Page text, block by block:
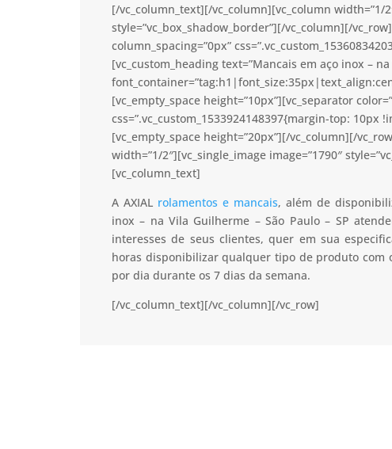
[/vc_column_text][/vc_column][vc_column width=”1/
style=”vc_box_shadow_border”][/vc_column][/
column_spacing=”0px”
[vc_custom_heading text=”Mancais em aço inox –
[vc_empty_space height=”10px”][vc_separator
css=”.vc_custom_1533924148397{margin-top:
[vc_empty_space height=”20px”][/vc_column][/
width=”1/2″][vc_single_image image=”1790″
[vc_column_text]
A AXIAL rolamentos e mancais, além de
inox – na Vila Guilherme – São Paulo – SP
interesses de seus clientes, quer em sua
horas disponibilizar qualquer tipo de produto com
por dia durante os 7 dias da semana.
[/vc_column_text][/vc_column][/vc_row]